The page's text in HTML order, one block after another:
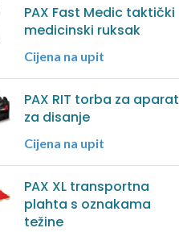
PAX Fast Medic taktički
medicinski ruksak
Cijena na upit
PAX RIT torba za aparat
za disanje
Cijena na upit
PAX XL transportna
plahta s oznakama
težine